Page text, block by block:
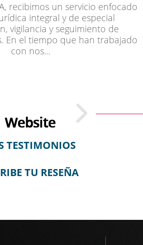
recibimos un servicio enfocado
integral y de especial
vigilancia y seguimiento de
En el tiempo que han trabajado
con nos...
TESTIMONIOS
TU RESEÑA